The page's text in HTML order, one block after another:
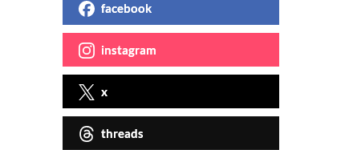
facebook
instagram
x
threads